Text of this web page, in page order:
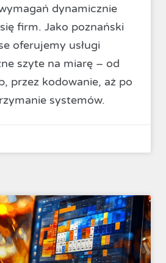
dynamicznie
firm. Jako poznański
oferujemy usługi
szyte na miarę – od
przez kodowanie, aż po
systemów.